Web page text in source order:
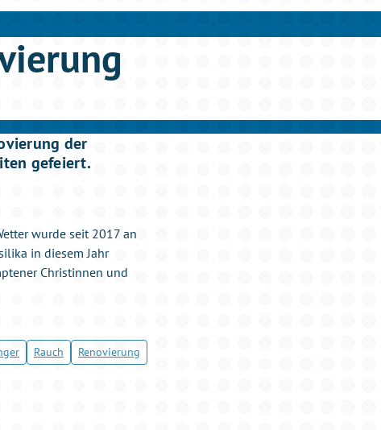
der
gefeiert.
wurde seit 2017 an
in diesem Jahr
Christinnen und
Rauch
Renovierung